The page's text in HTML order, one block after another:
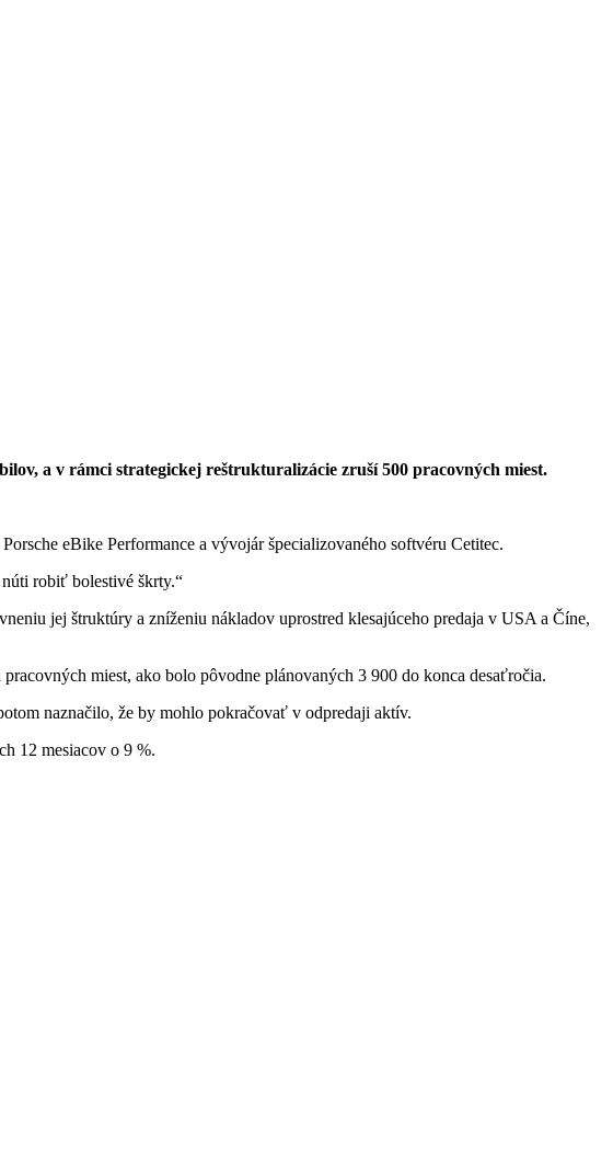
a v rámci strategickej reštrukturalizácie zruší 500 pracovných miest.
eBike Performance a vývojár špecializovaného softvéru Cetitec.
robiť bolestivé škrty.“
jej štruktúry a zníženiu nákladov uprostred klesajúceho predaja v USA a Číne,
miest, ako bolo pôvodne plánovaných 3 900 do konca desaťročia.
naznačilo, že by mohlo pokračovať v odpredaji aktív.
12 mesiacov o 9 %.